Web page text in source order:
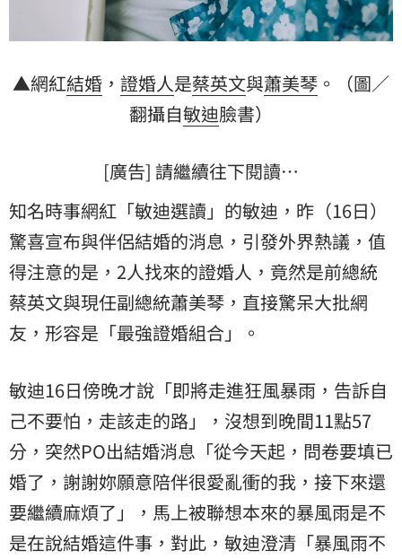
▲網紅結婚 ， 證婚人是蔡英文與蕭美琴 。（圖／
翻攝自敏迪臉書）
[廣告] 請繼續往下閱讀…
知名時事網紅「敏迪選讀」的敏迪，昨（16日）
驚喜宣布與伴侶結婚的消息，引發外界熱議，值
得注意的是，2人找來的證婚人，竟然是前總統
蔡英文與現任副總統蕭美琴，直接驚呆大批網
友，形容是「最強證婚組合」。
敏迪16日傍晚才說「即將走進狂風暴雨，告訴自
己不要怕，走該走的路」，沒想到晚間11點57
分，突然PO出結婚消息「從今天起，問卷要填已
婚了，謝謝妳願意陪伴很愛亂衝的我，接下來還
要繼續麻煩了」，馬上被聯想本來的暴風雨是不
是在說結婚這件事，對此，敏迪澄清「暴風雨不